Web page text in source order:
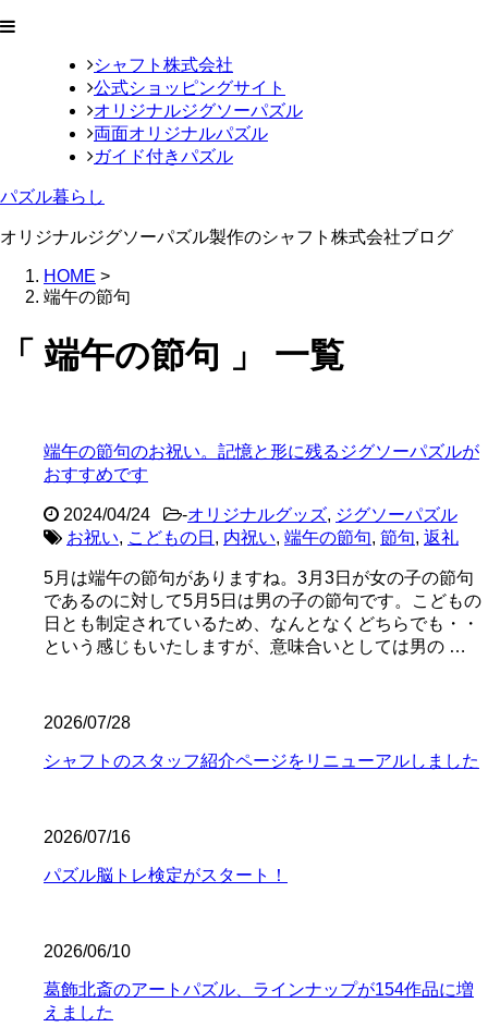
シャフト株式会社
公式ショッピングサイト
オリジナルジグソーパズル
両面オリジナルパズル
ガイド付きパズル
パズル暮らし
オリジナルジグソーパズル製作のシャフト株式会社ブログ
HOME >
端午の節句
「 端午の節句 」 一覧
端午の節句のお祝い。記憶と形に残るジグソーパズルが
おすすめです
2024/04/24 -オリジナルグッズ, ジグソーパズル
お祝い, こどもの日 , 内祝い, 端午の節句, 節句, 返礼
5月は端午の節句がありますね。3月3日が女の子の節句
であるのに対して5月5日は男の子の節句です。こどもの
日とも制定されているため、なんとなくどちらでも・・
という感じもいたしますが、意味合いとしては男の …
2026/07/28
シャフトのスタッフ紹介ページをリニューアルしました
2026/07/16
パズル脳トレ検定がスタート！
2026/06/10
葛飾北斎のアートパズル、ラインナップが154作品に増
えました